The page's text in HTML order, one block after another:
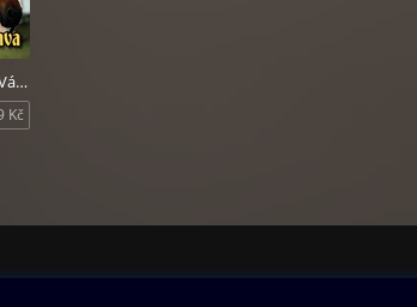
k 80. výročí Mnichovské dohody.
Příběh svatého Václava
Kč